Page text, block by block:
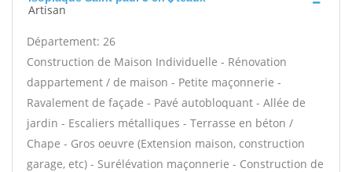
Artisan
Département: 26
Construction de Maison Individuelle - Rénovation
dappartement / de maison - Petite maçonnerie -
Ravalement de façade - Pavé autobloquant - Allée de
jardin - Escaliers métalliques - Terrasse en béton /
Chape - Gros oeuvre (Extension maison, construction
garage, etc) - Surélévation maçonnerie - Construction de